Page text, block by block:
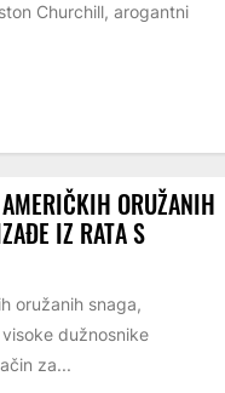
Churchill, arogantni
ORUŽANIH
IZ RATA S
oružanih snaga,
dužnosnike
za...